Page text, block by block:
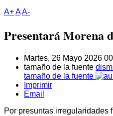
A+AA-
Presentará Morena
Martes, 26 Mayo 2026
tamaño de la fuente
tamaño de la fuente
Imprimir
Email
Por presuntas irregularidades